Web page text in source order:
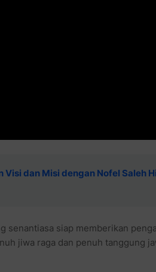
dan Misi dengan Nofel Saleh
senantiasa siap memberikan
jiwa raga dan penuh tanggung